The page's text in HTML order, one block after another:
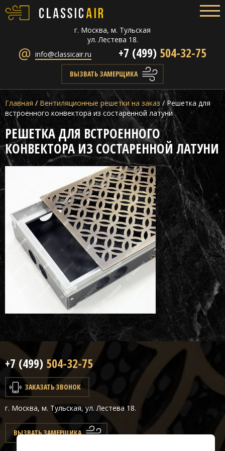
г. Москва, м. Тульская
ул. Лестева 18.
info@classicair.ru
+7 (499) 504-32-75
ВЫЗВАТЬ ЗАМЕРЩИКА
Главная / Вентиляционные решетки на заказ/Решетка для
встроенного конвектора из состаренной латуни
РЕШЕТКА ДЛЯ ВСТРОЕННОГО
КОНВЕКТОРА ИЗ СОСТАРЕННОЙ ЛАТУНИ
+7 (499) 504-32-75
ЗАКАЗАТЬ ЗВОНОК
г. Москва, м. Тульская, ул. Лестева 18.
ВЫЗВАТЬ ЗАМЕРЩИКА